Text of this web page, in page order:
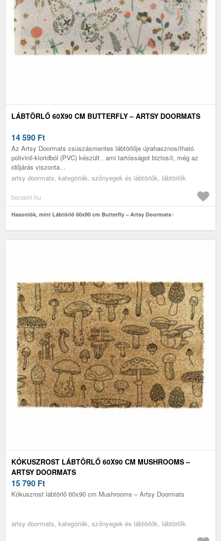
LÁBTÖRLŐ 60X90 CM BUTTERFLY – ARTSY DOORMATS
14 590 Ft
Az Artsy Doormats csúszásmentes lábtörlője újrahasznosítható
polivinil-kloridból (PVC) készült , ami tartósságot biztosít, még az
időjárás viszonta...
artsy doormats, kategóriák, szőnyegek és lábtörlők, lábtörlők
bonami.hu
Hasonlók, mint Lábtörlő 60x90 cm Butterfly – Artsy Doormats
KÓKUSZROST LÁBTÖRLŐ 60X90 CM MUSHROOMS –
ARTSY DOORMATS
15 790 Ft
Kókuszrost lábtörlő 60x90 cm Mushrooms – Artsy Doormats
artsy doormats, kategóriák, szőnyegek és lábtörlők, lábtörlők